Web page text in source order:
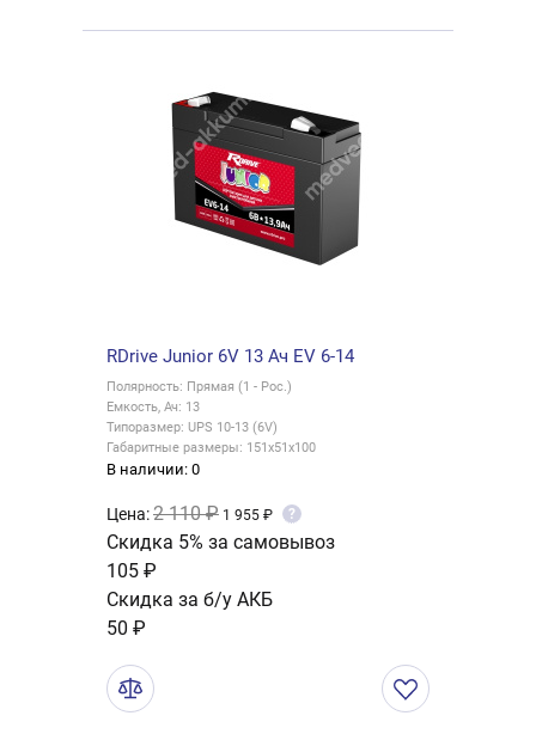
RDrive Junior 6V 13 Ач EV 6-14
Полярность: Прямая (1 - Рос.)
Емкость, Ач: 13
Типоразмер: UPS 10-13 (6V)
Габаритные размеры: 151x51x100
В наличии: 0
Цена:2 110 ₽ 1 955 ₽ ?
Скидка 5% за самовывоз
105 ₽
Скидка за б/у АКБ
50 ₽